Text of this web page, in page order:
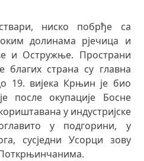
ниско побрђе са
долинама рјечица и
и Остружње. Пространи
благих страна су главна
19. вијека Крњин је био
после окупације Босне
у индустријске
у подгорини, у
сусједни Усорци зову
Поткрњинчанима.